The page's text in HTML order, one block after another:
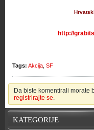
http://
Tags: Akcija SF
Da biste komentirali morate
registrirajte se.
KATEGORIJE